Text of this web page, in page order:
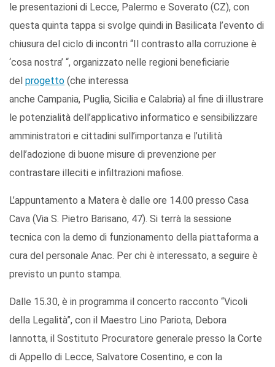
le presentazioni di Lecce, Palermo e Soverato (CZ), con
questa quinta tappa si svolge quindi in Basilicata l’evento di
chiusura del ciclo di incontri “Il contrasto alla corruzione è
‘cosa nostra’ “, organizzato nelle regioni beneficiarie
del progetto (che interessa
anche Campania, Puglia, Sicilia e Calabria) al fine di illustrare
le potenzialità dell’applicativo informatico e sensibilizzare
amministratori e cittadini sull’importanza e l’utilità
dell’adozione di buone misure di prevenzione per
contrastare illeciti e infiltrazioni mafiose.
L’appuntamento a Matera è dalle ore 14.00 presso Casa
Cava (Via S. Pietro Barisano, 47). Si terrà la sessione
tecnica con la demo di funzionamento della piattaforma a
cura del personale Anac. Per chi è interessato, a seguire è
previsto un punto stampa.
Dalle 15.30, è in programma il concerto racconto “Vicoli
della Legalità”, con il Maestro Lino Pariota, Debora
Iannotta, il Sostituto Procuratore generale presso la Corte
di Appello di Lecce, Salvatore Cosentino, e con la